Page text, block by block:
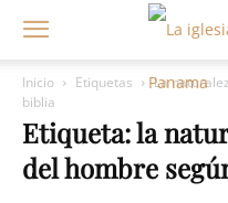
Inicio Etiquetas
La
biblia
Etiqueta: la
del hombre